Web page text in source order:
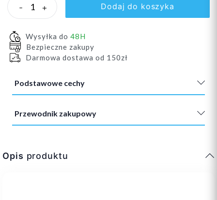
- + Dodaj do koszyka
Wysyłka do 48H
Bezpieczne zakupy
Darmowa dostawa od 150zł
Podstawowe cechy
Przewodnik zakupowy
Opis produktu